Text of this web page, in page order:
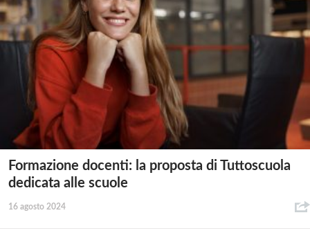
Formazione docenti: la proposta di Tuttoscuola
dedicata alle scuole
16 agosto 2024